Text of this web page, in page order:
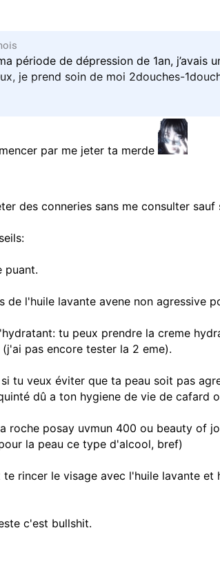
période de dépression de 1an, j’avais
je prend soin de moi 2douches-
ca et de l’eau sur mon visage, vous
?
par me jeter ta merde
des conneries sans me consulter sauf
puant.
de l'huile lavante avene non agressive
tu peux prendre la creme
pas encore tester la 2 eme).
tu veux éviter que ta peau soit pas
dû a ton hygiene de vie de cafard
roche posay uvmun 400 ou beauty of
la peau ce type d'alcool, bref)
te rincer le visage avec l'huile lavante et
c'est bullshit.